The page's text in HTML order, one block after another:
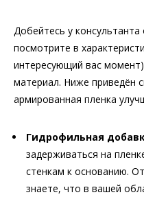
Добейтесь у
посмотрите в
интересующий вас
материал. Ниже приведён
армированная пленка
Гидрофильная
задерживаться на
стенкам к основанию.
знаете, что в вашей